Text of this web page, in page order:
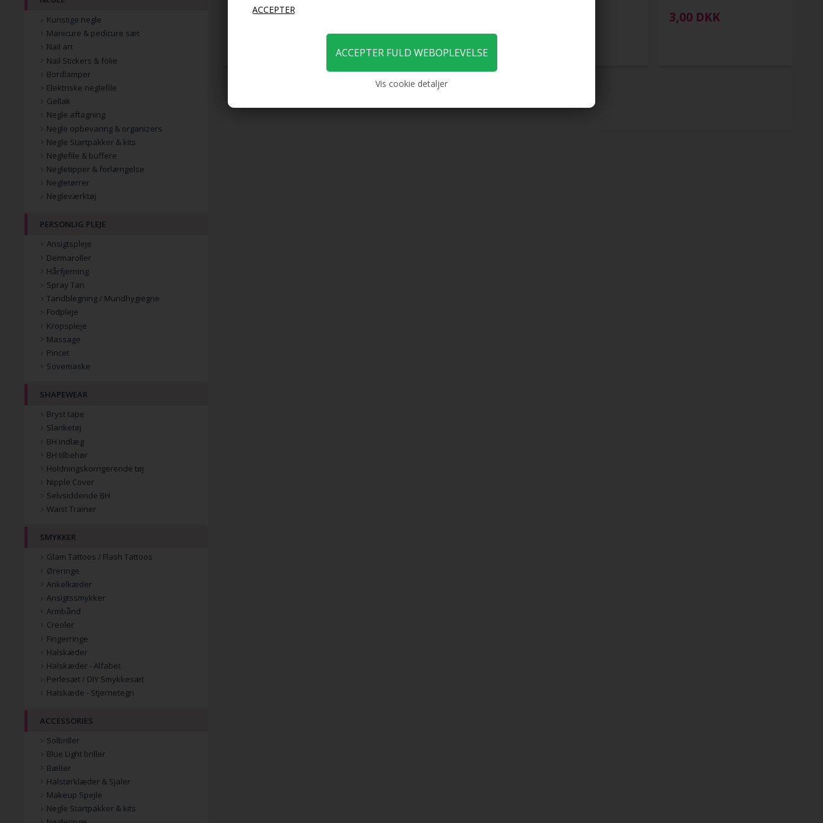
Vis cookie detaljer
3,00 DKK
Kunstige negle
Manicure & pedicure sæt
Nail art
Nail Stickers & folie
Bordlamper
Elektriske neglefile
Gellak
Negle aftagning
Negle opbevaring & organizers
Negle Startpakker & kits
Neglefile & buffere
Negletipper & forlængelse
Negletørrer
Negleværktøj
PERSONLIG PLEJE
Ansigtspleje
Dermaroller
Hårfjerning
Spray Tan
Tandblegning / Mundhygiegne
Fodpleje
Kropspleje
Massage
Pincet
Sovemaske
SHAPEWEAR
Bryst tape
Slanketøj
BH indlæg
BH tilbehør
Holdningskorrigerende tøj
Nipple Cover
Selvsiddende BH
Waist Trainer
SMYKKER
Glam Tattoos / Flash Tattoos
Øreringe
Ankelkæder
Ansigtssmykker
Armbånd
Creoler
Fingerringe
Halskæder
Halskæder - Alfabet
Perlesæt / DIY Smykkesæt
Halskæde - Stjernetegn
ACCESSORIES
Solbriller
Blue Light briller
Bælter
Halstørklæder & Sjaler
Makeup Spejle
Negle Startpakker & kits